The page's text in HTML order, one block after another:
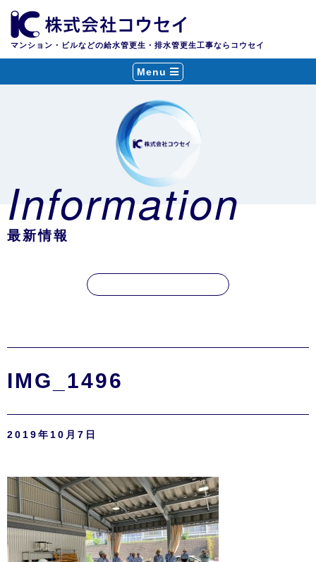
マンション・ビルなどの給水管更生・排水管更生工事ならコウセイ
Menu
Information
最新情報
IMG_1496
2019年10月7日